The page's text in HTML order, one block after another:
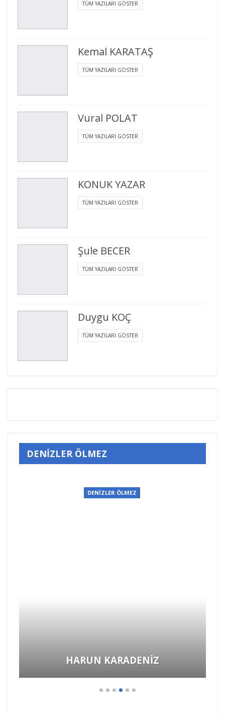
TÜM YAZILARI GÖSTER
Kemal KARATAŞ
TÜM YAZILARI GÖSTER
Vural POLAT
TÜM YAZILARI GÖSTER
KONUK YAZAR
TÜM YAZILARI GÖSTER
Şule BECER
TÜM YAZILARI GÖSTER
Duygu KOÇ
TÜM YAZILARI GÖSTER
DENİZLER ÖLMEZ
DENİZLER ÖLMEZ
HARUN KARADENİZ